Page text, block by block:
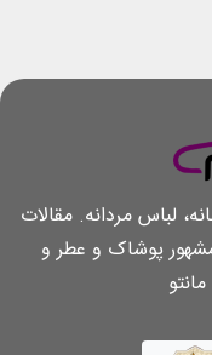
لباس مردانه. مقالات
پوشاک و عطر و